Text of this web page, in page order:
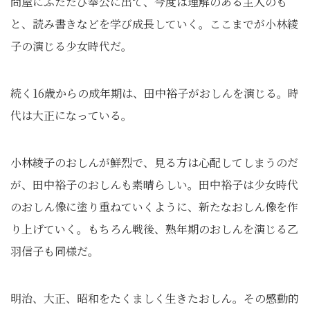
と、読み書きなどを学び成長していく。ここまでが小林綾
子の演じる少女時代だ。
続く16歳からの成年期は、田中裕子がおしんを演じる。時
代は大正になっている。
小林綾子のおしんが鮮烈で、見る方は心配してしまうのだ
が、田中裕子のおしんも素晴らしい。田中裕子は少女時代
のおしん像に塗り重ねていくように、新たなおしん像を作
り上げていく。もちろん戦後、熟年期のおしんを演じる乙
羽信子も同様だ。
明治、大正、昭和をたくましく生きたおしん。その感動的